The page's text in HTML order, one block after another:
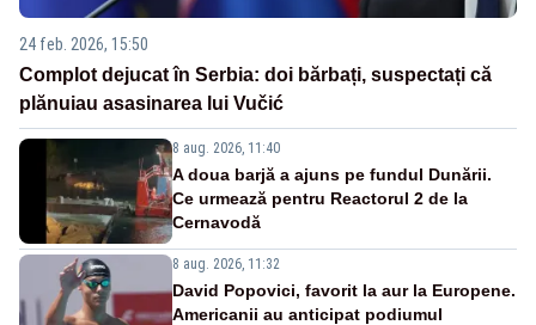
24 feb. 2026, 15:50
Complot dejucat în Serbia: doi bărbați, suspectați că
plănuiau asasinarea lui Vučić
8 aug. 2026, 11:40
A doua barjă a ajuns pe fundul Dunării.
Ce urmează pentru Reactorul 2 de la
Cernavodă
8 aug. 2026, 11:32
David Popovici, favorit la aur la Europene.
Americanii au anticipat podiumul